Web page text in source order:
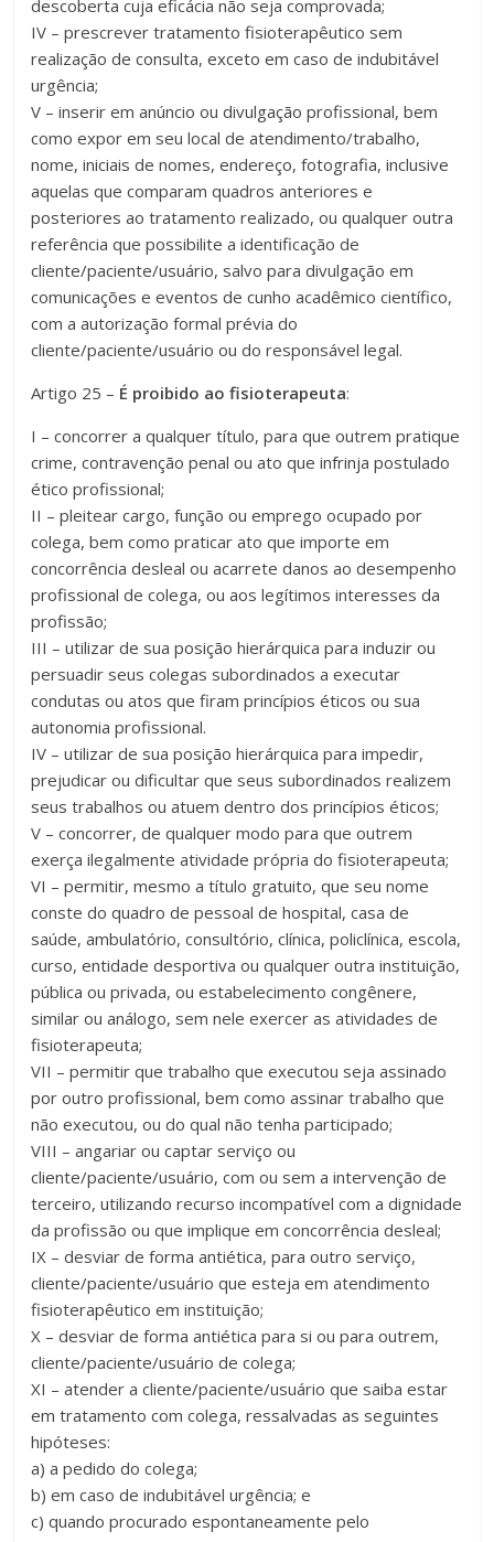
descoberta cuja eficácia não seja comprovada;
IV – prescrever tratamento fisioterapêutico sem
realização de consulta, exceto em caso de indubitável
urgência;
V – inserir em anúncio ou divulgação profissional, bem
como expor em seu local de atendimento/trabalho,
nome, iniciais de nomes, endereço, fotografia, inclusive
aquelas que comparam quadros anteriores e
posteriores ao tratamento realizado, ou qualquer outra
referência que possibilite a identificação de
cliente/paciente/usuário, salvo para divulgação em
comunicações e eventos de cunho acadêmico científico,
com a autorização formal prévia do
cliente/paciente/usuário ou do responsável legal.
Artigo 25 – É proibido ao fisioterapeuta:
I – concorrer a qualquer título, para que outrem pratique
crime, contravenção penal ou ato que infrinja postulado
ético profissional;
II – pleitear cargo, função ou emprego ocupado por
colega, bem como praticar ato que importe em
concorrência desleal ou acarrete danos ao desempenho
profissional de colega, ou aos legítimos interesses da
profissão;
III – utilizar de sua posição hierárquica para induzir ou
persuadir seus colegas subordinados a executar
condutas ou atos que firam princípios éticos ou sua
autonomia profissional.
IV – utilizar de sua posição hierárquica para impedir,
prejudicar ou dificultar que seus subordinados realizem
seus trabalhos ou atuem dentro dos princípios éticos;
V – concorrer, de qualquer modo para que outrem
exerça ilegalmente atividade própria do fisioterapeuta;
VI – permitir, mesmo a título gratuito, que seu nome
conste do quadro de pessoal de hospital, casa de
saúde, ambulatório, consultório, clínica, policlínica, escola,
curso, entidade desportiva ou qualquer outra instituição,
pública ou privada, ou estabelecimento congênere,
similar ou análogo, sem nele exercer as atividades de
fisioterapeuta;
VII – permitir que trabalho que executou seja assinado
por outro profissional, bem como assinar trabalho que
não executou, ou do qual não tenha participado;
VIII – angariar ou captar serviço ou
cliente/paciente/usuário, com ou sem a intervenção de
terceiro, utilizando recurso incompatível com a dignidade
da profissão ou que implique em concorrência desleal;
IX – desviar de forma antiética, para outro serviço,
cliente/paciente/usuário que esteja em atendimento
fisioterapêutico em instituição;
X – desviar de forma antiética para si ou para outrem,
cliente/paciente/usuário de colega;
XI – atender a cliente/paciente/usuário que saiba estar
em tratamento com colega, ressalvadas as seguintes
hipóteses:
a) a pedido do colega;
b) em caso de indubitável urgência; e
c) quando procurado espontaneamente pelo